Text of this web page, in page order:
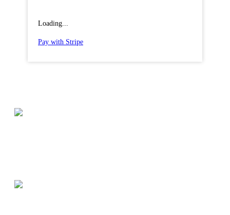
Loading...
Pay with Stripe